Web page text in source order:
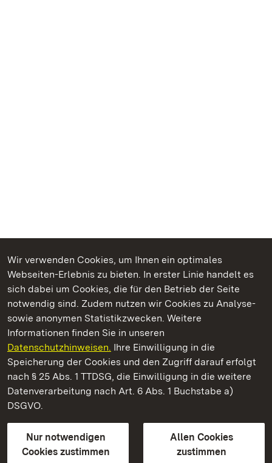
Wir verwenden Cookies, um Ihnen ein optimales
Webseiten-Erlebnis zu bieten. In erster Linie handelt es
sich dabei um Cookies, die für den Betrieb der Seite
notwendig sind. Zudem nutzen wir Cookies zu Analyse-
sowie anonymen Statistikzwecken. Weitere
Informationen finden Sie in unseren
Datenschutzhinweisen. Ihre Einwilligung in die
Speicherung der Cookies und den Zugriff darauf erfolgt
nach § 25 Abs. 1 TTDSG, die Einwilligung in die weitere
Datenverarbeitung nach Art. 6 Abs. 1 Buchstabe a)
DSGVO.
Nur notwendigen
Cookies zustimmen
Allen Cookies
zustimmen
Kommen. Staunen. Genießen.
Staatliche Schlösser und Gärten Baden‑Württemberg
Staatliche Schlösser und Gärten Baden-Württemberg
Kontakt
GebärdenspracheLeichte Sprache
Erklärung zur Barrierefreiheit
BITV-konform (geprüfte Seiten)